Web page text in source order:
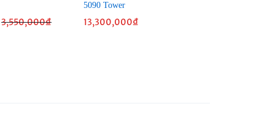
3,550,000₫
5090 Tower
13,300,000₫